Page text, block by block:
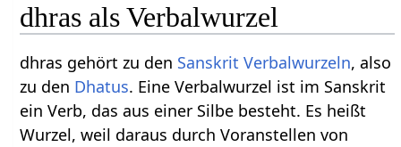
dhras als Verbalwurzel
dhras gehört zu den Sanskrit Verbalwurzeln, also
zu den Dhatus. Eine Verbalwurzel ist im Sanskrit
ein Verb, das aus einer Silbe besteht. Es heißt
Wurzel, weil daraus durch Voranstellen von